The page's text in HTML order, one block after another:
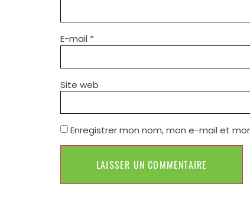
E-mail *
Site web
Enregistrer mon nom, mon e-mail et